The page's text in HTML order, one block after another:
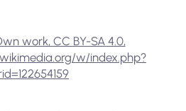
work, CC BY-SA 4.0,
w/index.php?